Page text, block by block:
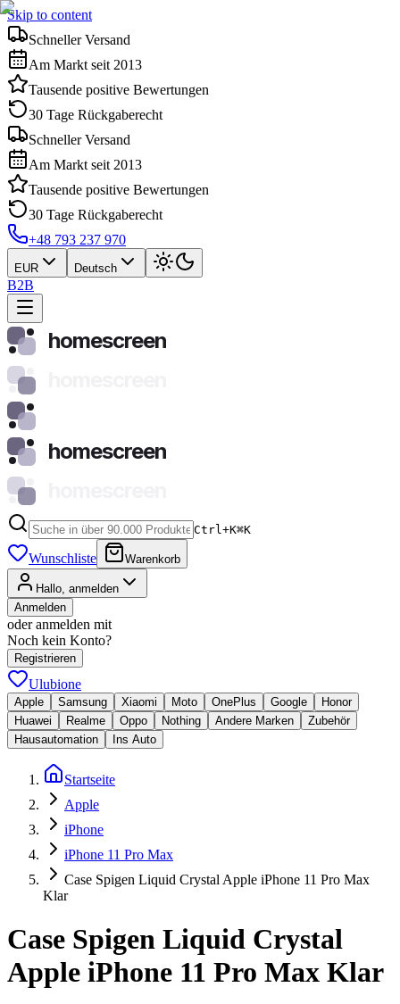
Skip to content
Schneller Versand
Am Markt seit 2013
Tausende positive Bewertungen
30 Tage Rückgaberecht
Schneller Versand
Am Markt seit 2013
Tausende positive Bewertungen
30 Tage Rückgaberecht
+48 793 237 970
EUR Deutsch
B2B
homescreen
homescreen
Ctrl+K⌘K
Wunschliste Warenkorb
Hallo, anmelden
Anmelden
oder anmelden mit
Noch kein Konto?
Registrieren
Ulubione
Apple Samsung Xiaomi Moto OnePlus Google
Honor
Huawei
Realme Oppo Nothing Andere Marken
Zubehör
Hausautomation
Ins Auto
Startseite
Apple
iPhone
iPhone 11 Pro Max
Case Spigen Liquid Crystal Apple iPhone 11 Pro Max
Klar
Case Spigen Liquid Crystal
Apple iPhone 11 Pro Max Klar